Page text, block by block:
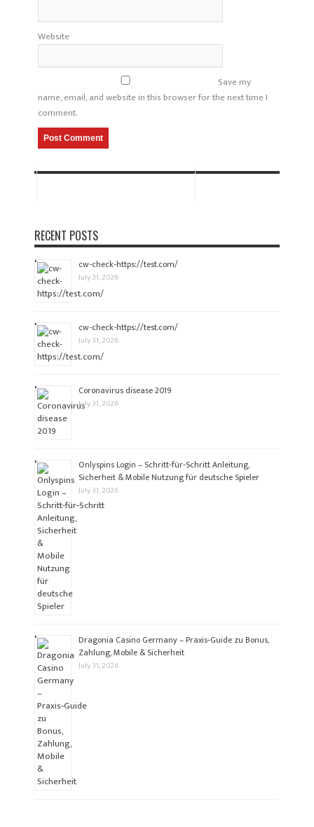
Website
Save my
name, email, and website in this browser for the next time I
comment.
RECENT POSTS
cw-check-https://test.com/
July 31, 2026
cw-check-https://test.com/
July 31, 2026
Coronavirus disease 2019
July 31, 2026
Onlyspins Login – Schritt‑für‑Schritt Anleitung,
Sicherheit & Mobile Nutzung für deutsche Spieler
July 31, 2026
Dragonia Casino Germany – Praxis‑Guide zu Bonus,
Zahlung, Mobile & Sicherheit
July 31, 2026